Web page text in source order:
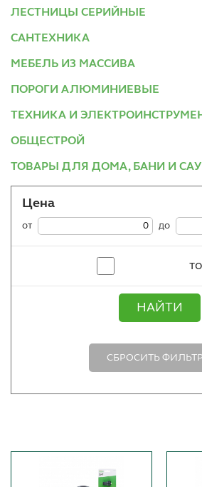
ЛЕСТНИЦЫ СЕРИЙНЫЕ
САНТЕХНИКА
МЕБЕЛЬ ИЗ МАССИВА
ПОРОГИ АЛЮМИНИЕВЫЕ
ТЕХНИКА И
ОБЩЕСТРОЙ
ТОВАРЫ ДЛЯ ДОМА, БАНИ И
Цена
от до
НАЙТИ
СБРОСИТЬ